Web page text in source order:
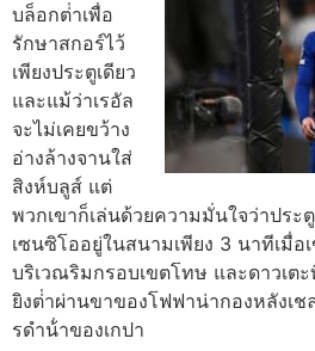
บล็อกต่ําเพื่อ
รักษาสกอร์ไว้
เพียงประตูเดียว
และแม้ว่าเรอัล
จะไม่เคยขว้าง
อ่างล้างจานใส่
สิงห์บลูส์ แต่
พวกเขาก็เล่นด้วยความมั่นใจว่าประ
เซนซิโออยู่ในสนามเพียง 3 นาทีเมื่อ
บริเวณริมกรอบเขตโทษ และดาวเตะ
ยิงต่ําผ่านขาของโฟฟาน่ากองหลังเช
รดําน้ําของเกปา